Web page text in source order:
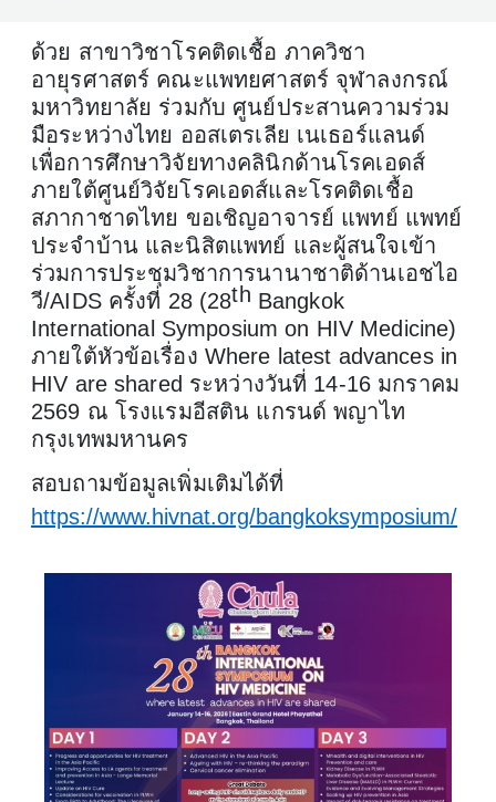
ด้วย สาขาวิชาโรคติดเชื้อ ภาควิชา
อายุรศาสตร์ คณะแพทยศาสตร์ จุฬาลงกรณ์
มหาวิทยาลัย ร่วมกับ ศูนย์ประสานความร่วม
มือระหว่างไทย ออสเตรเลีย เนเธอร์แลนด์
เพื่อการศึกษาวิจัยทางคลินิกด้านโรคเอดส์
ภายใต้ศูนย์วิจัยโรคเอดส์และโรคติดเชื้อ
สภากาชาดไทย ขอเชิญอาจารย์ แพทย์ แพทย์
ประจำบ้าน และนิสิตแพทย์ และผู้สนใจเข้า
ร่วมการประชุมวิชาการนานาชาติด้านเอชไอ
วี/AIDS ครั้งที่ 28 (28th Bangkok
International Symposium on HIV Medicine)
ภายใต้หัวข้อเรื่อง Where latest advances in
HIV are shared ระหว่างวันที่ 14-16 มกราคม
2569 ณ โรงแรมอีสติน แกรนด์ พญาไท
กรุงเทพมหานคร
สอบถามข้อมูลเพิ่มเติมได้ที่
https://www.hivnat.org/bangkoksymposium/